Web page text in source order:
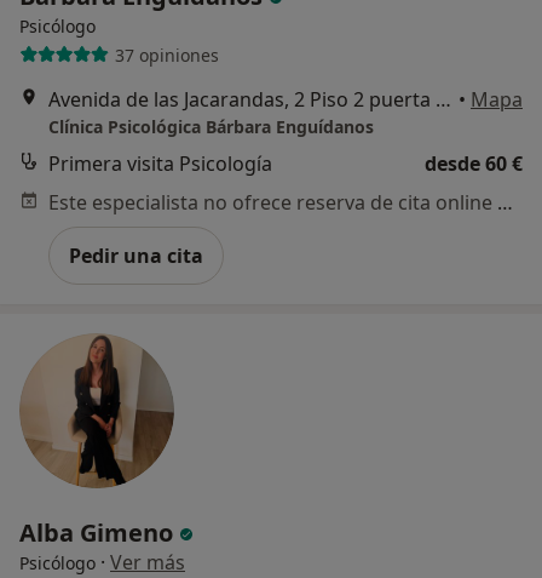
Psicólogo
37 opiniones
Avenida de las Jacarandas, 2 Piso 2 puerta 217, Burjassot • Mapa
Clínica Psicológica Bárbara Enguídanos
Primera visita Psicología
desde 60 €
Este especialista no ofrece reserva de cita online en esta dirección.
Pedir una cita
Alba Gimeno
Psicólogo · Ver más